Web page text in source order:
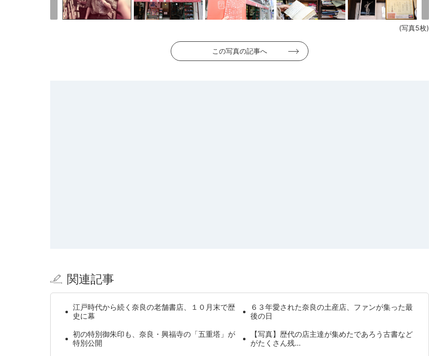
(写真5枚)
この写真の記事へ
関連記事
江戸時代から続く奈良の老舗書店、１０月末で歴
史に幕
６３年愛された奈良の土産店、ファンが集った最
後の日
初の特別御朱印も、奈良・興福寺の「五重塔」が
特別公開
【写真】歴代の店主達が集めたであろう古書など
がたくさん残…